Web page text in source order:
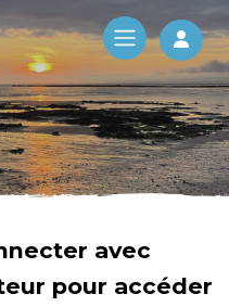
Log
avec
pour accéder